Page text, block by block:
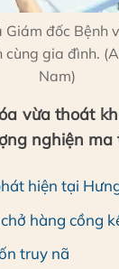
đốc
gia đình.
Nam)
vừa thoát
nghiện
hiện tại
hàng cồng
truy nã